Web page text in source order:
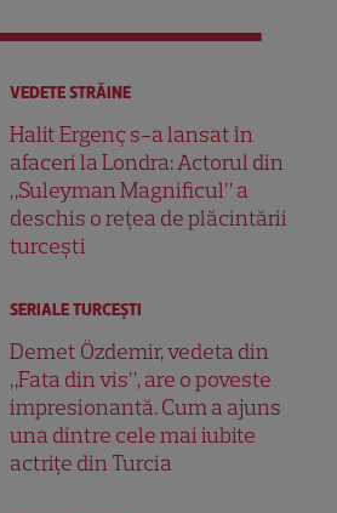
VEDETE STRĂINE
Halit Ergenç s-a lansat în
afaceri la Londra: Actorul din
„Suleyman Magnificul” a
deschis o rețea de plăcintării
turcești
SERIALE TURCEŞTI
Demet Özdemir, vedeta din
„Fata din vis”, are o poveste
impresionantă. Cum a ajuns
una dintre cele mai iubite
actrițe din Turcia